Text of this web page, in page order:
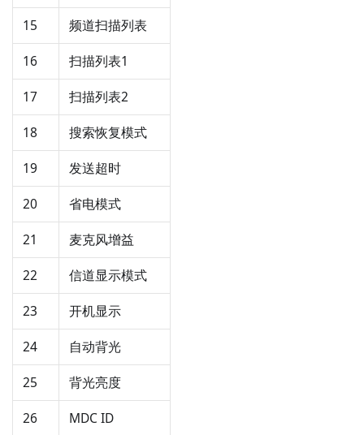
15
频道扫描列表
16
扫描列表1
17
扫描列表2
18
搜索恢复模式
19
发送超时
20
省电模式
21
麦克风增益
22
信道显示模式
23
开机显示
24
自动背光
25
背光亮度
26
MDC ID